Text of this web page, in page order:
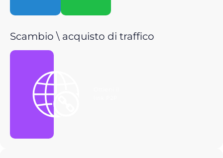
Scambio \ acquisto di traffico